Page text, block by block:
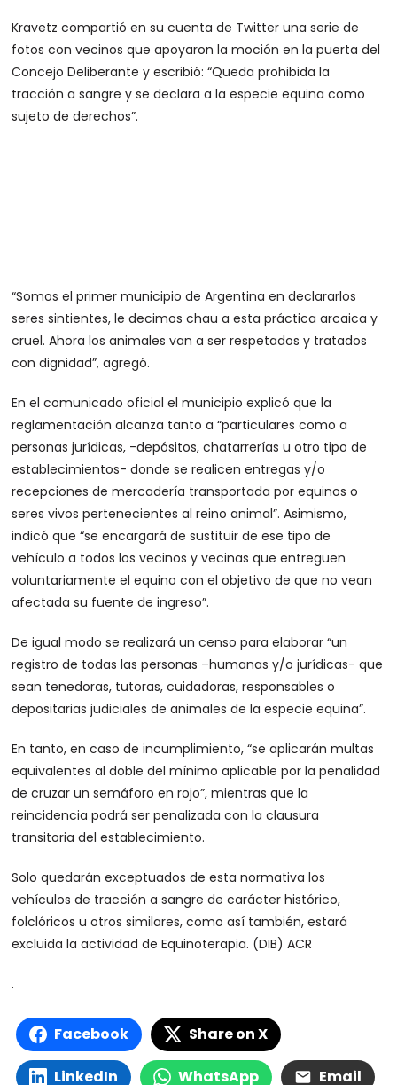
Kravetz compartió en su cuenta de Twitter una serie de
fotos con vecinos que apoyaron la moción en la puerta del
Concejo Deliberante y escribió: “Queda prohibida la
tracción a sangre y se declara a la especie equina como
sujeto de derechos”.
“Somos el primer municipio de Argentina en declararlos
seres sintientes, le decimos chau a esta práctica arcaica y
cruel. Ahora los animales van a ser respetados y tratados
con dignidad”, agregó.
En el comunicado oficial el municipio explicó que la
reglamentación alcanza tanto a “particulares como a
personas jurídicas, -depósitos, chatarrerías u otro tipo de
establecimientos- donde se realicen entregas y/o
recepciones de mercadería transportada por equinos o
seres vivos pertenecientes al reino animal”. Asimismo,
indicó que “se encargará de sustituir de ese tipo de
vehículo a todos los vecinos y vecinas que entreguen
voluntariamente el equino con el objetivo de que no vean
afectada su fuente de ingreso”.
De igual modo se realizará un censo para elaborar “un
registro de todas las personas –humanas y/o jurídicas- que
sean tenedoras, tutoras, cuidadoras, responsables o
depositarias judiciales de animales de la especie equina”.
En tanto, en caso de incumplimiento, “se aplicarán multas
equivalentes al doble del mínimo aplicable por la penalidad
de cruzar un semáforo en rojo”, mientras que la
reincidencia podrá ser penalizada con la clausura
transitoria del establecimiento.
Solo quedarán exceptuados de esta normativa los
vehículos de tracción a sangre de carácter histórico,
folclóricos u otros similares, como así también, estará
excluida la actividad de Equinoterapia. (DIB) ACR
.
Facebook Share on X
LinkedIn WhatsApp Email